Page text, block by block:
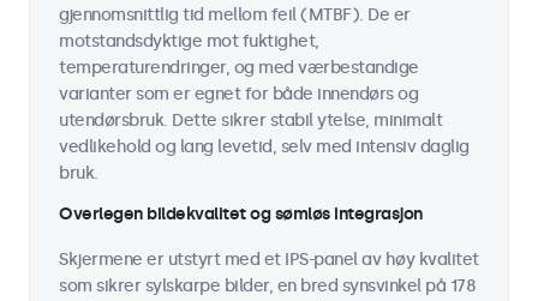
gjennomsnittlig tid mellom feil (MTBF). De er
motstandsdyktige mot fuktighet,
temperaturendringer, og med værbestandige
varianter som er egnet for både innendørs og
utendørsbruk. Dette sikrer stabil ytelse, minimalt
vedlikehold og lang levetid, selv med intensiv daglig
bruk.
Overlegen bildekvalitet og sømløs integrasjon
Skjermene er utstyrt med et IPS-panel av høy kvalitet
som sikrer sylskarpe bilder, en bred synsvinkel på 178